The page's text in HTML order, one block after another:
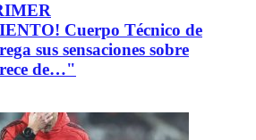
Cuerpo Técnico de
sus sensaciones sobre
de…"